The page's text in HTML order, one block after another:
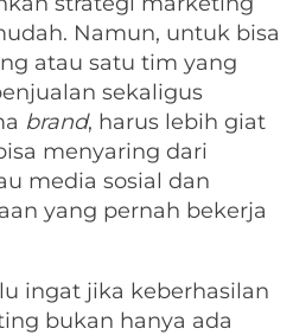
Namun, untuk bisa
atau satu tim yang
sekaligus
brand, harus lebih giat
menyaring dari
media sosial dan
yang pernah bekerja
ingat jika keberhasilan
bukan hanya ada